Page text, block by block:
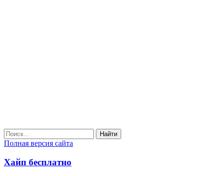
Найти
Полная версия сайта
Хайп бесплатно